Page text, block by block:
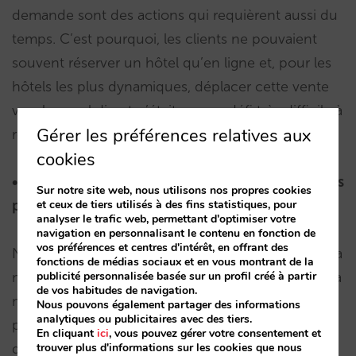
demande sont des actions qui requièrent aussi du
temps. C’est pourquoi, les clients ne pouvaient
souvent réserver un hôtel qu’en ligne et, pour les
hôtels les plus dynamiques, déplacer cette vente
vers le canal direct n’était pas un défi très difficile à
relever.
• Internet comme échappatoire aux confinements
permanents.
Nous avons vécu de nombreux mois enfermés à la
maison, en comptant les sorties sur les doigts de la
main. Internet, et les dispositifs mobiles en
particulier, ont été nos compagnons de voyage
des heures entières. Pendant tous ces mois, la
Gérer les préférences relatives aux
cookies
Sur notre site web, nous utilisons nos propres cookies
et ceux de tiers utilisés à des fins statistiques, pour
analyser le trafic web, permettant d'optimiser votre
navigation en personnalisant le contenu en fonction de
vos préférences et centres d'intérêt, en offrant des
fonctions de médias sociaux et en vous montrant de la
publicité personnalisée basée sur un profil créé à partir
de vos habitudes de navigation.
Nous pouvons également partager des informations
analytiques ou publicitaires avec des tiers.
En cliquantici, vous pouvez gérer votre consentement et
trouver plus d'informations sur les cookies que nous